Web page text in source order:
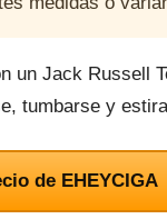
un Jack Russell
tumbarse y
de EHEYCIGA